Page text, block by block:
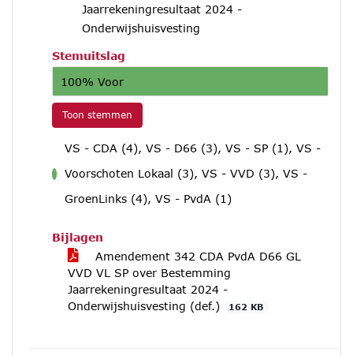
Jaarrekeningresultaat 2024 -
Onderwijshuisvesting
Stemuitslag
100% Voor
Toon stemmen
VS - CDA (4), VS - D66 (3), VS - SP (1), VS -
Voorschoten Lokaal (3), VS - VVD (3), VS -
GroenLinks (4), VS - PvdA (1)
Bijlagen
Amendement 342 CDA PvdA D66 GL
VVD VL SP over Bestemming
Jaarrekeningresultaat 2024 -
Onderwijshuisvesting (def.)
162 KB